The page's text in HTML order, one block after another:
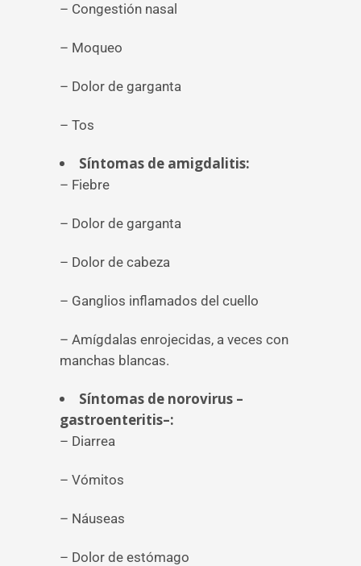
– Congestión nasal
– Moqueo
– Dolor de garganta
– Tos
Síntomas de amigdalitis:
– Fiebre
– Dolor de garganta
– Dolor de cabeza
– Ganglios inflamados del cuello
– Amígdalas enrojecidas, a veces con
manchas blancas.
Síntomas de norovirus –
gastroenteritis–:
– Diarrea
– Vómitos
– Náuseas
– Dolor de estómago